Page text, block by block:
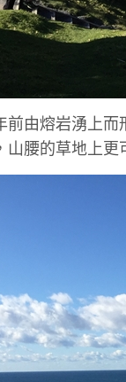
前由熔岩湧上
腰的草地上更